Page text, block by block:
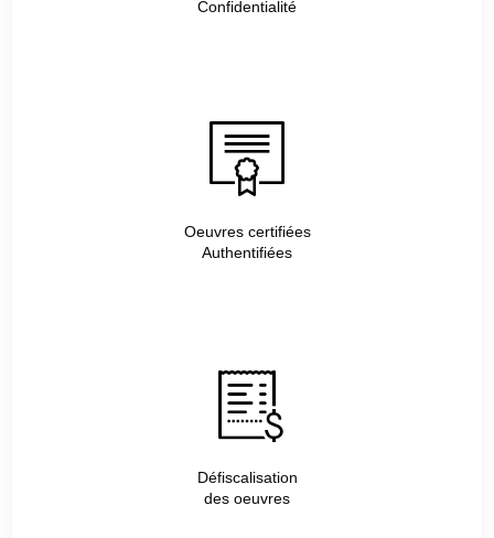
Confidentialité
Oeuvres certifiées
Authentifiées
Défiscalisation
des oeuvres